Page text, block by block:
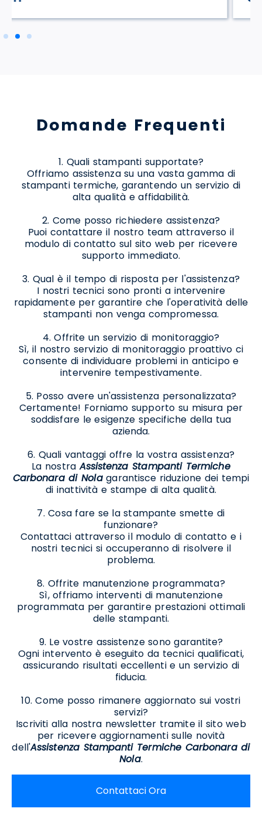
Domande Frequenti
1. Quali stampanti supportate?
Offriamo assistenza su una vasta gamma di
stampanti termiche, garantendo un servizio di
alta qualità e affidabilità.
2. Come posso richiedere assistenza?
Puoi contattare il nostro team attraverso il
modulo di contatto sul sito web per ricevere
supporto immediato.
3. Qual è il tempo di risposta per l'assistenza?
I nostri tecnici sono pronti a intervenire
rapidamente per garantire che l'operatività delle
stampanti non venga compromessa.
4. Offrite un servizio di monitoraggio?
Sì, il nostro servizio di monitoraggio proattivo ci
consente di individuare problemi in anticipo e
intervenire tempestivamente.
5. Posso avere un'assistenza personalizzata?
Certamente! Forniamo supporto su misura per
soddisfare le esigenze specifiche della tua
azienda.
6. Quali vantaggi offre la vostra assistenza?
La nostraAssistenza Stampanti Termiche
Carbonara di Nolagarantisce riduzione dei tempi
di inattività e stampe di alta qualità.
7. Cosa fare se la stampante smette di
funzionare?
Contattaci attraverso il modulo di contatto e i
nostri tecnici si occuperanno di risolvere il
problema.
8. Offrite manutenzione programmata?
Sì, offriamo interventi di manutenzione
programmata per garantire prestazioni ottimali
delle stampanti.
9. Le vostre assistenze sono garantite?
Ogni intervento è eseguito da tecnici qualificati,
assicurando risultati eccellenti e un servizio di
fiducia.
10. Come posso rimanere aggiornato sui vostri
servizi?
Iscriviti alla nostra newsletter tramite il sito web
per ricevere aggiornamenti sulle novità
dell'Assistenza Stampanti Termiche Carbonara di
Nola.
Contattaci Ora